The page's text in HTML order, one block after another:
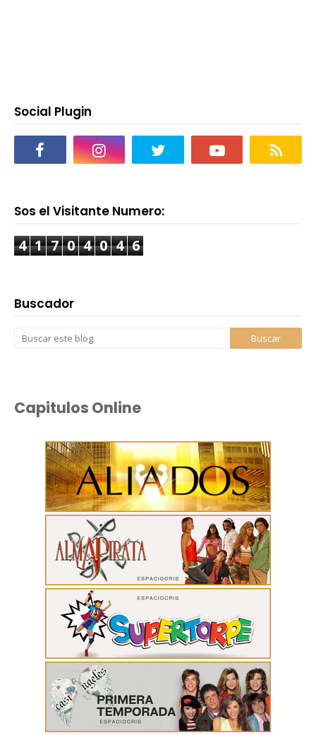
Social Plugin
Sos el Visitante Numero:
4 1 7 0 4 0 4 6
Buscador
Capitulos Online